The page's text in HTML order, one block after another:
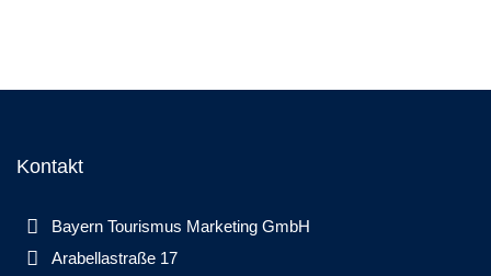
Kontakt
Bayern Tourismus Marketing GmbH
Arabellastraße 17